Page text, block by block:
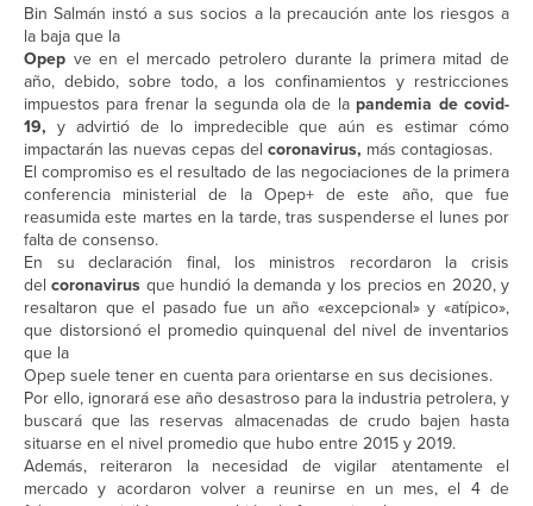
Bin Salmán instó a sus socios a la precaución ante los riesgos a
la baja que la
Opep ve en el mercado petrolero durante la primera mitad de
año, debido, sobre todo, a los confinamientos y restricciones
impuestos para frenar la segunda ola de la pandemia de covid-
19, y advirtió de lo impredecible que aún es estimar cómo
impactarán las nuevas cepas del coronavirus, más contagiosas.
El compromiso es el resultado de las negociaciones de la primera
conferencia ministerial de la Opep+ de este año, que fue
reasumida este martes en la tarde, tras suspenderse el lunes por
falta de consenso.
En su declaración final, los ministros recordaron la crisis
delcoronavirus que hundió la demanda y los precios en 2020, y
resaltaron que el pasado fue un año «excepcional» y «atípico»,
que distorsionó el promedio quinquenal del nivel de inventarios
que la
Opep suele tener en cuenta para orientarse en sus decisiones.
Por ello, ignorará ese año desastroso para la industria petrolera, y
buscará que las reservas almacenadas de crudo bajen hasta
situarse en el nivel promedio que hubo entre 2015 y 2019.
Además, reiteraron la necesidad de vigilar atentamente el
mercado y acordaron volver a reunirse en un mes, el 4 de